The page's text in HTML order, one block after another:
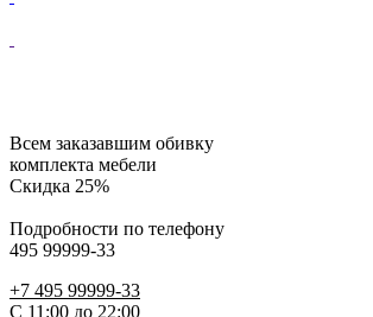
Всем заказавшим обивку
комплекта мебели
Скидка 25%
Подробности по телефону
495 99999-33
+7 495 99999-33
С 11:00 до 22:00